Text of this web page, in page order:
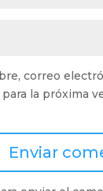
correo
la próxima